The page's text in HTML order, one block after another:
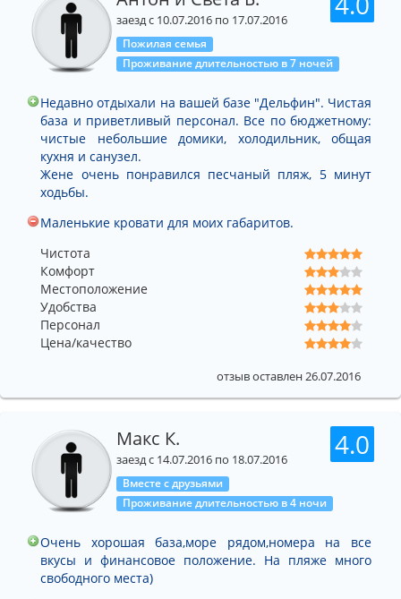
заезд с 10.07.2016 по 17.07.2016
Пожилая семья
Проживание длительностью в 7 ночей
Недавно отдыхали на вашей базе "Дельфин". Чистая
база и приветливый персонал. Все по бюджетному:
чистые небольшие домики, холодильник, общая
кухня и санузел.
Жене очень понравился песчаный пляж, 5 минут
ходьбы.
Маленькие кровати для моих габаритов.
Чистота
Комфорт
Местоположение
Удобства
Персонал
Цена/качество
отзыв оставлен 26.07.2016
4.0
Макс К.
заезд с 14.07.2016 по 18.07.2016
Вместе с друзьями
Проживание длительностью в 4 ночи
Очень хорошая база,море рядом,номера на все
вкусы и финансовое положение. На пляже много
свободного места)